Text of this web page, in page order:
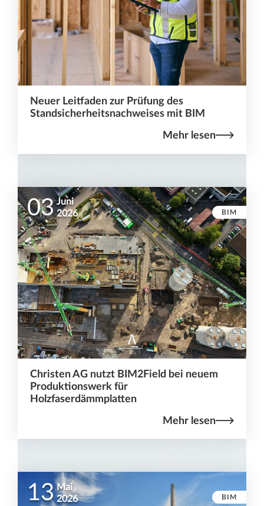
Neuer Leitfaden zur Prüfung des
Standsicherheitsnachweises mit BIM
Mehr lesen
BIM
03 Juni
2026
Christen AG nutzt BIM2Field bei neuem
Produktionswerk für
Holzfaserdämmplatten
Mehr lesen
BIM
13 Mai
2026